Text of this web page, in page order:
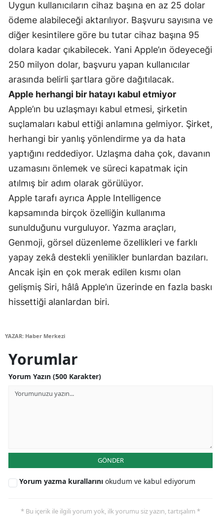
Tunceli
Şanlıurfa
Uşak
Yozgat
Zonguldak
Aksaray
Bayburt
Karaman
Kırıkkale
Batman
Şırnak
Bartın
Ardahan
Uygun kullanıcıların cihaz başına en az 25 dolar
ödeme alabileceği aktarılıyor. Başvuru sayısına ve
diğer kesintilere göre bu tutar cihaz başına 95
dolara kadar çıkabilecek. Yani Apple’ın ödeyeceği
250 milyon dolar, başvuru yapan kullanıcılar
arasında belirli şartlara göre dağıtılacak.
Apple herhangi bir hatayı kabul etmiyor
Apple’ın bu uzlaşmayı kabul etmesi, şirketin
suçlamaları kabul ettiği anlamına gelmiyor. Şirket,
herhangi bir yanlış yönlendirme ya da hata
yaptığını reddediyor. Uzlaşma daha çok, davanın
uzamasını önlemek ve süreci kapatmak için
atılmış bir adım olarak görülüyor.
Apple tarafı ayrıca Apple Intelligence
kapsamında birçok özelliğin kullanıma
sunulduğunu vurguluyor. Yazma araçları,
Genmoji, görsel düzenleme özellikleri ve farklı
yapay zekâ destekli yenilikler bunlardan bazıları.
Ancak işin en çok merak edilen kısmı olan
gelişmiş Siri, hâlâ Apple’ın üzerinde en fazla baskı
hissettiği alanlardan biri.
YAZAR: Haber Merkezi
Yorumlar
Yorum Yazın (500 Karakter)
GÖNDER
Yorum yazma kurallarını okudum ve kabul ediyorum
* Bu içerik ile ilgili yorum yok, ilk yorumu siz yazın, tartışalım *